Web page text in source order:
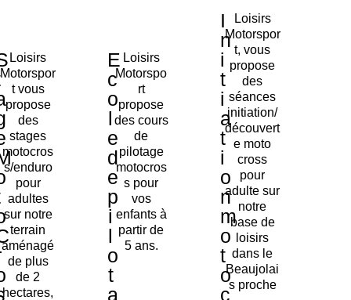
Loisirs
Motorspor
t vous
propose
des
stages
motocros
s/enduro
pour
adultes
sur notre
terrain
aménagé
de plus
de 2
hectares,
E
c
o
l
e
d
e
p
i
l
o
t
a
Loisirs
Motorspo
rt
propose
des cours
de
pilotage
motocros
s pour
vos
enfants à
partir de
5 ans.
I
n
i
t
i
a
t
i
o
n
m
o
t
o
c
Loisirs
Motorspor
t, vous
propose
des
séances
initiation/
découvert
e moto
cross
pour
adulte sur
notre
base de
loisirs
dans le
Beaujolai
s proche